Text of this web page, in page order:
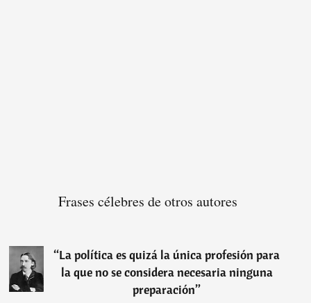
Frases célebres de otros autores
“La política es quizá la única profesión para
la que no se considera necesaria ninguna
preparación”